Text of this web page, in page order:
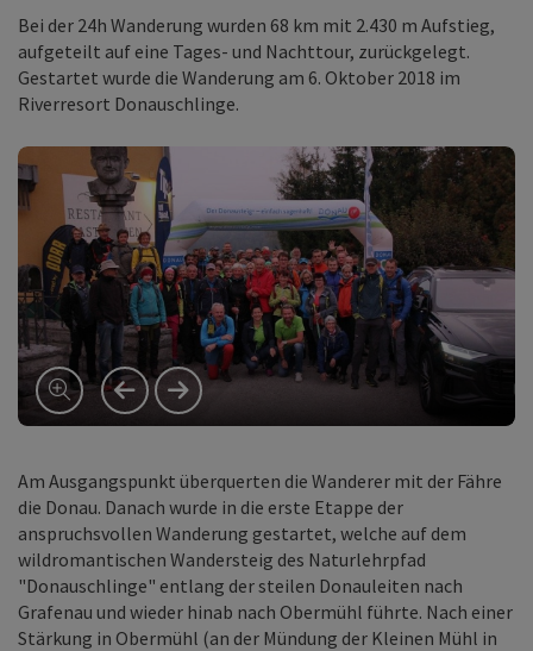
Bei der 24h Wanderung wurden 68 km mit 2.430 m Aufstieg,
aufgeteilt auf eine Tages- und Nachttour, zurückgelegt.
Gestartet wurde die Wanderung am 6. Oktober 2018 im
Riverresort Donauschlinge.
vorheriges Element
nächstes Element
Am Ausgangspunkt überquerten die Wanderer mit der Fähre
die Donau. Danach wurde in die erste Etappe der
anspruchsvollen Wanderung gestartet, welche auf dem
wildromantischen Wandersteig des Naturlehrpfad
"Donauschlinge" entlang der steilen Donauleiten nach
Grafenau und wieder hinab nach Obermühl führte. Nach einer
Stärkung in Obermühl (an der Mündung der Kleinen Mühl in